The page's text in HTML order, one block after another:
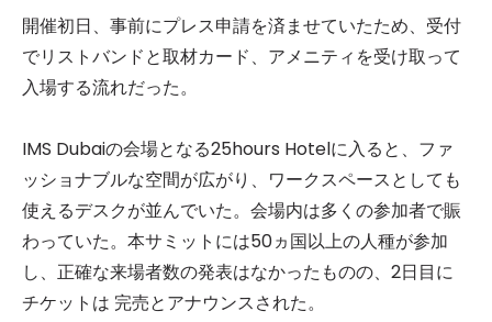
開催初日、事前にプレス申請を済ませていたため、受付
でリストバンドと取材カード、アメニティを受け取って
入場する流れだった。
IMS Dubaiの会場となる25hours Hotelに入ると、ファ
ッショナブルな空間が広がり、ワークスペースとしても
使えるデスクが並んでいた。会場内は多くの参加者で賑
わっていた。本サミットには50ヵ国以上の人種が参加
し、正確な来場者数の発表はなかったものの、2日目に
チケットは 完売とアナウンスされた。